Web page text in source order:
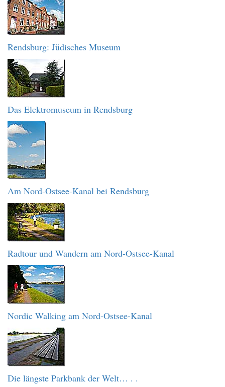
Rendsburg: Jüdisches Museum
Das Elektromuseum in Rendsburg
Am Nord-Ostsee-Kanal bei Rendsburg
Radtour und Wandern am Nord-Ostsee-Kanal
Nordic Walking am Nord-Ostsee-Kanal
Die längste Parkbank der Welt… . .